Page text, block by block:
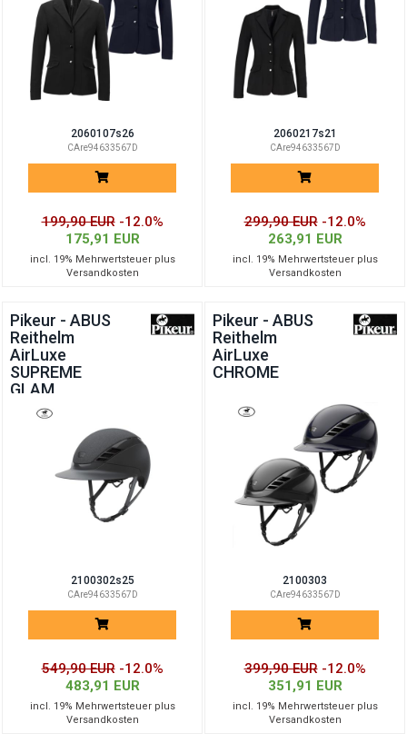
2060107s26
CAre94633567D
199,90 EUR -12.0%
175,91 EUR
incl. 19% Mehrwertsteuer plus
Versandkosten
2060217s21
CAre94633567D
299,90 EUR -12.0%
263,91 EUR
incl. 19% Mehrwertsteuer plus
Versandkosten
Pikeur - ABUS
Reithelm
AirLuxe
SUPREME
GLAM
Longvisor
2100302s25
CAre94633567D
549,90 EUR -12.0%
483,91 EUR
incl. 19% Mehrwertsteuer plus
Versandkosten
Pikeur - ABUS
Reithelm
AirLuxe
CHROME
2100303
CAre94633567D
399,90 EUR -12.0%
351,91 EUR
incl. 19% Mehrwertsteuer plus
Versandkosten